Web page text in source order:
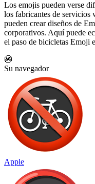
Los emojis pueden verse
los fabricantes de servicios
pueden crear diseños de
corporativos. Aquí puede
el paso de bicicletas Emoji
🚳
Su navegador
Apple